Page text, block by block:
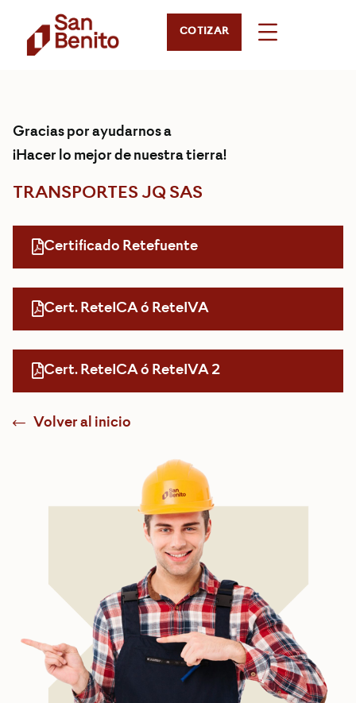
COTIZAR
Gracias por ayudarnos a
¡Hacer lo mejor de nuestra tierra!
TRANSPORTES JQ SAS
Certificado Retefuente
Cert. ReteICA ó ReteIVA
Cert. ReteICA ó ReteIVA 2
Volver al inicio